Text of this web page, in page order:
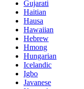
Gujarati
Haitian
Hausa
Hawaiian
Hebrew
Hmong
Hungarian
Icelandic
Igbo
Javanese